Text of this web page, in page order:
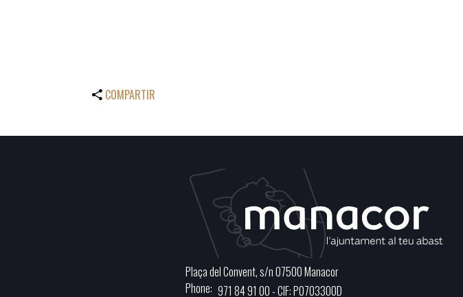
COMPARTIR
Plaça del Convent, s/n 07500 Manacor
Phone 971 84 91 00 - CIF: P0703300D